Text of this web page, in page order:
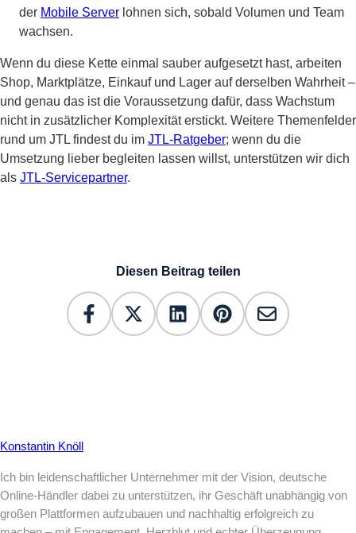
der Mobile Server lohnen sich, sobald Volumen und Team
wachsen.
Wenn du diese Kette einmal sauber aufgesetzt hast, arbeiten
Shop, Marktplätze, Einkauf und Lager auf derselben Wahrheit –
und genau das ist die Voraussetzung dafür, dass Wachstum
nicht in zusätzlicher Komplexität erstickt. Weitere Themenfelder
rund um JTL findest du im JTL-Ratgeber; wenn du die
Umsetzung lieber begleiten lassen willst, unterstützen wir dich
als JTL-Servicepartner.
Diesen Beitrag teilen
Konstantin Knöll
Ich bin leidenschaftlicher Unternehmer mit der Vision, deutsche
Online-Händler dabei zu unterstützen, ihr Geschäft unabhängig von
großen Plattformen aufzubauen und nachhaltig erfolgreich zu